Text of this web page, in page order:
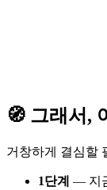
🧭 그래서,
거창하게 결심할
1단계 — 지